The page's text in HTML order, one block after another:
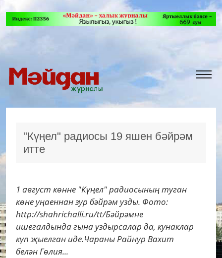
"Күңел" радиосы 19 яшен бәйрәм
итте
1 август көнне "Күңел" радиосының туган
көне уңаеннан зур бәйрәм узды. Фото:
http://shahrichalli.ru/tt/Бәйрәмне
ишегалдында гына уздырсалар да, кунаклар
күп җыелган иде.Чараны Райнур Вахит
белән Гөлия...